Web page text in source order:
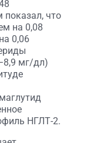
показал, что
на 0,08
0,06
мг/дл)
НГЛТ-2.